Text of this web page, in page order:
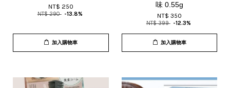
NT$ 250
NT$ 290 -13.8%
加入購物車
味 0.55g
NT$ 350
NT$ 399 -12.3%
加入購物車